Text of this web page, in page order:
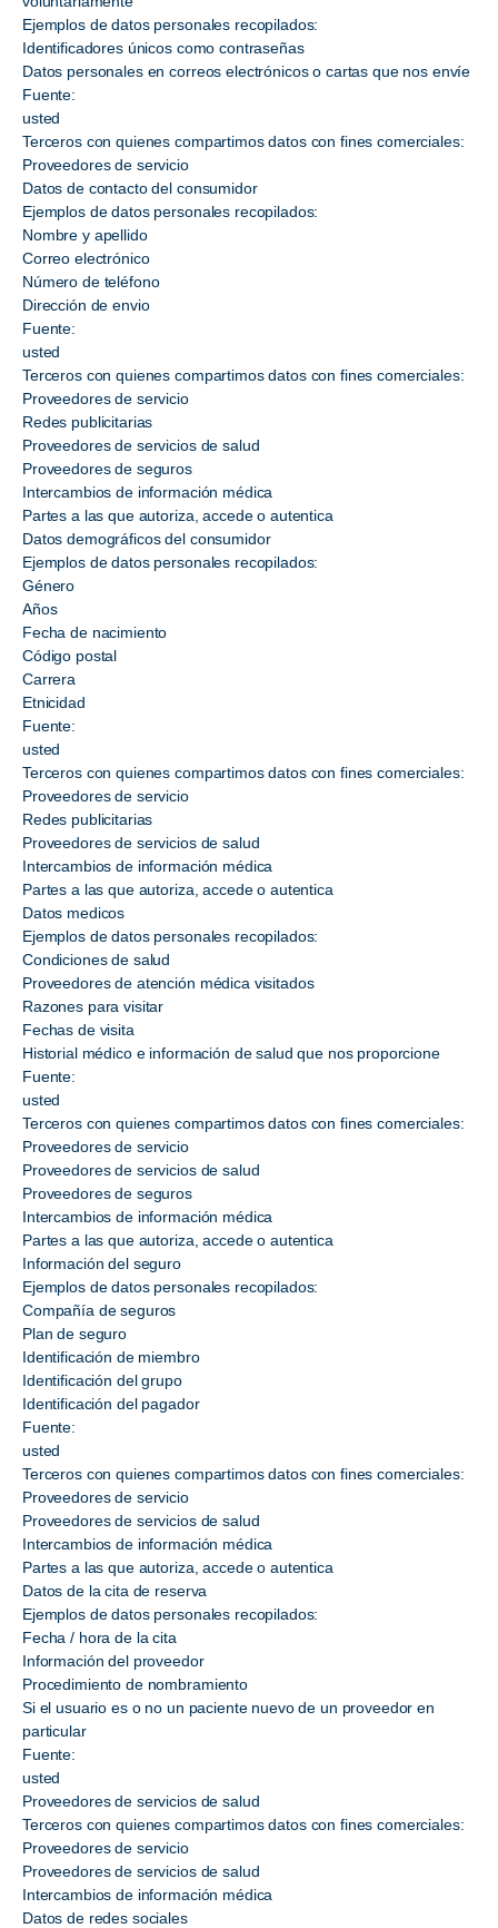
Ejemplos de datos personales recopilados:
Identificadores únicos como contraseñas
Datos personales en correos electrónicos o cartas que nos envíe
Fuente:
usted
Terceros con quienes compartimos datos con fines comerciales:
Proveedores de servicio
Datos de contacto del consumidor
Ejemplos de datos personales recopilados:
Nombre y apellido
Correo electrónico
Número de teléfono
Dirección de envio
Fuente:
usted
Terceros con quienes compartimos datos con fines comerciales:
Proveedores de servicio
Redes publicitarias
Proveedores de servicios de salud
Proveedores de seguros
Intercambios de información médica
Partes a las que autoriza, accede o autentica
Datos demográficos del consumidor
Ejemplos de datos personales recopilados:
Género
Años
Fecha de nacimiento
Código postal
Carrera
Etnicidad
Fuente:
usted
Terceros con quienes compartimos datos con fines comerciales:
Proveedores de servicio
Redes publicitarias
Proveedores de servicios de salud
Intercambios de información médica
Partes a las que autoriza, accede o autentica
Datos medicos
Ejemplos de datos personales recopilados:
Condiciones de salud
Proveedores de atención médica visitados
Razones para visitar
Fechas de visita
Historial médico e información de salud que nos proporcione
Fuente:
usted
Terceros con quienes compartimos datos con fines comerciales:
Proveedores de servicio
Proveedores de servicios de salud
Proveedores de seguros
Intercambios de información médica
Partes a las que autoriza, accede o autentica
Información del seguro
Ejemplos de datos personales recopilados:
Compañía de seguros
Plan de seguro
Identificación de miembro
Identificación del grupo
Identificación del pagador
Fuente:
usted
Terceros con quienes compartimos datos con fines comerciales:
Proveedores de servicio
Proveedores de servicios de salud
Intercambios de información médica
Partes a las que autoriza, accede o autentica
Datos de la cita de reserva
Ejemplos de datos personales recopilados:
Fecha / hora de la cita
Información del proveedor
Procedimiento de nombramiento
Si el usuario es o no un paciente nuevo de un proveedor en
particular
Fuente:
usted
Proveedores de servicios de salud
Terceros con quienes compartimos datos con fines comerciales:
Proveedores de servicio
Proveedores de servicios de salud
Intercambios de información médica
Datos de redes sociales